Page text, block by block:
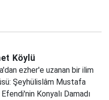
Köylü
ezher'e uzanan bir ilim
Şeyhülislâm Mustafa
Konyalı Damadı